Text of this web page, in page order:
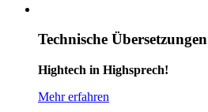
Technische Übersetzungen
Hightech in Highsprech!
Mehr erfahren